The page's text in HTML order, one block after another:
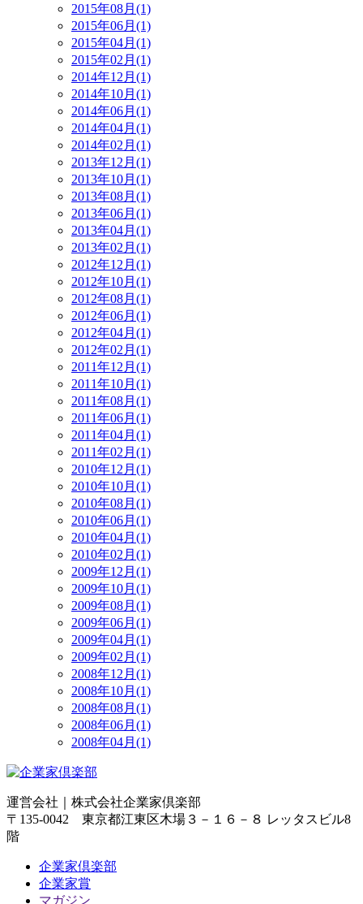
2015年08月(1)
2015年06月(1)
2015年04月(1)
2015年02月(1)
2014年12月(1)
2014年10月(1)
2014年06月(1)
2014年04月(1)
2014年02月(1)
2013年12月(1)
2013年10月(1)
2013年08月(1)
2013年06月(1)
2013年04月(1)
2013年02月(1)
2012年12月(1)
2012年10月(1)
2012年08月(1)
2012年06月(1)
2012年04月(1)
2012年02月(1)
2011年12月(1)
2011年10月(1)
2011年08月(1)
2011年06月(1)
2011年04月(1)
2011年02月(1)
2010年12月(1)
2010年10月(1)
2010年08月(1)
2010年06月(1)
2010年04月(1)
2010年02月(1)
2009年12月(1)
2009年10月(1)
2009年08月(1)
2009年06月(1)
2009年04月(1)
2009年02月(1)
2008年12月(1)
2008年10月(1)
2008年08月(1)
2008年06月(1)
2008年04月(1)
運営会社｜ 株式会社企業家倶楽部
〒135-0042 東京都江東区木場３－１６－８ レッタスビル8
階
企業家倶楽部
企業家賞
マガジン